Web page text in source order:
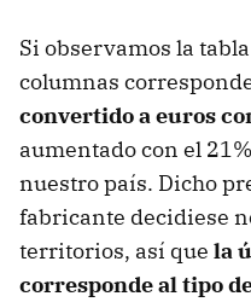
Si observamos la
columnas
convertido a euros
aumentado con el
nuestro país. Dicho
fabricante decidiese
territorios, así que la
corresponde al tipo